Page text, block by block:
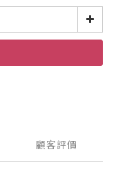
顧客評價